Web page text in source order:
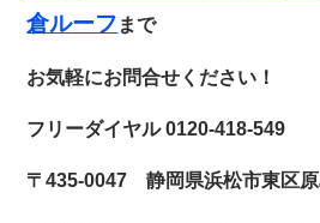
倉ルーフ まで
お気軽にお問合せください！
フリーダイヤル 0120-418-549
〒435-0047 静岡県浜松市東区